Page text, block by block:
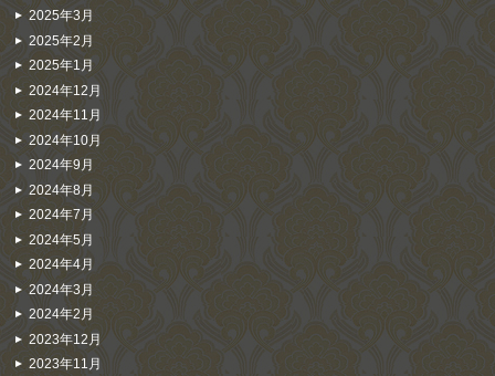
2025年3月
2025年2月
2025年1月
2024年12月
2024年11月
2024年10月
2024年9月
2024年8月
2024年7月
2024年5月
2024年4月
2024年3月
2024年2月
2023年12月
2023年11月